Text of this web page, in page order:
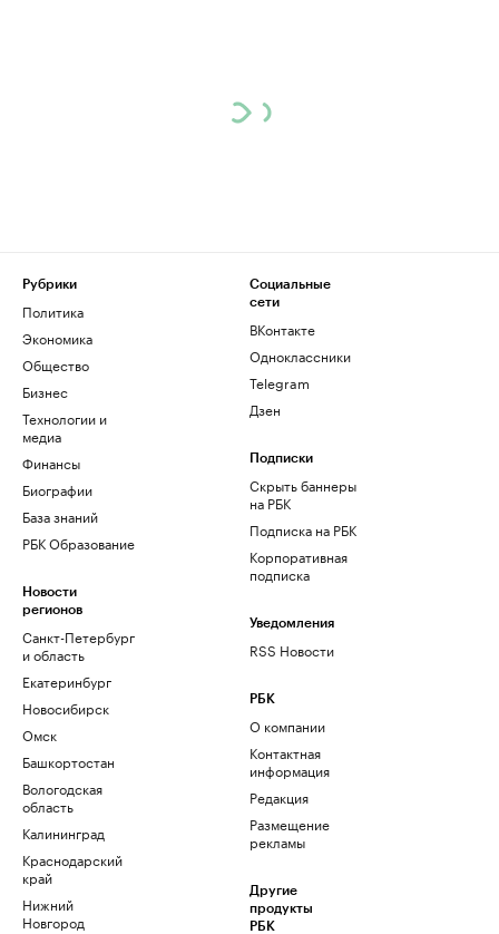
Рубрики
Политика
Экономика
Общество
Бизнес
Технологии и
медиа
Финансы
Биографии
База знаний
РБК Образование
Новости
регионов
Санкт-Петербург
и область
Екатеринбург
Новосибирск
Омск
Башкортостан
Вологодская
область
Калининград
Краснодарский
край
Нижний
Новгород
Социальные
сети
ВКонтакте
Одноклассники
Telegram
Дзен
Подписки
Скрыть баннеры
на РБК
Подписка на РБК
Корпоративная
подписка
Уведомления
RSS Новости
РБК
О компании
Контактная
информация
Редакция
Размещение
рекламы
Другие
продукты
РБК